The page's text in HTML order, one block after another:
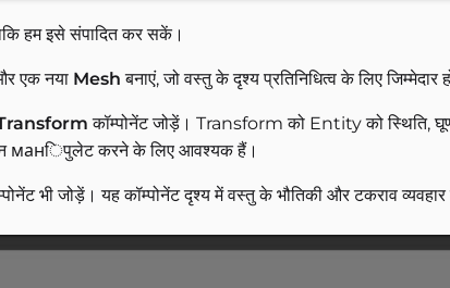
हम इसे संपादित कर सकें।
एक नया Mesh बनाएं, जो वस्तु के दृश्य प्रतिनिधित्व के लिए जिम्मेदार
कॉम्पोनेंट जोड़ें। Transform को Entity को स्थिति,
манिपुलेट करने के लिए आवश्यक हैं।
भी जोड़ें। यह कॉम्पोनेंट दृश्य में वस्तु के भौतिकी और टकराव व्यवहार